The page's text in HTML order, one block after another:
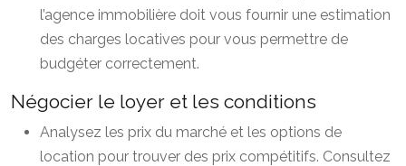
l’agence immobilière doit vous fournir une estimation
des charges locatives pour vous permettre de
budgéter correctement.
Négocier le loyer et les conditions
Analysez les prix du marché et les options de
location pour trouver des prix compétitifs. Consultez